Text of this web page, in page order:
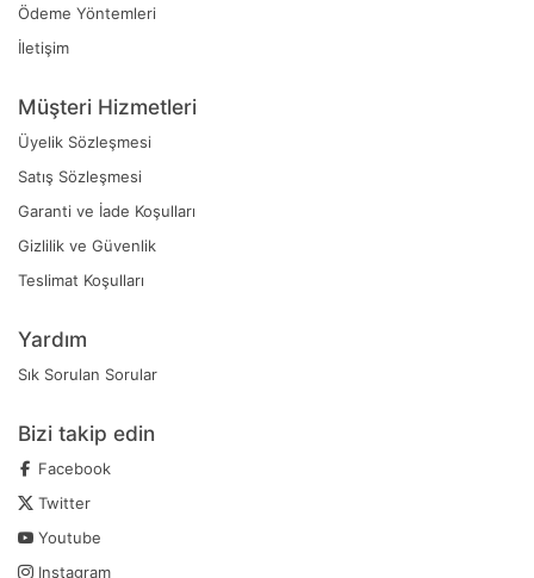
Ödeme Yöntemleri
İletişim
Müşteri Hizmetleri
Üyelik Sözleşmesi
Satış Sözleşmesi
Garanti ve İade Koşulları
Gizlilik ve Güvenlik
Teslimat Koşulları
Yardım
Sık Sorulan Sorular
Bizi takip edin
Facebook
Twitter
Youtube
Instagram